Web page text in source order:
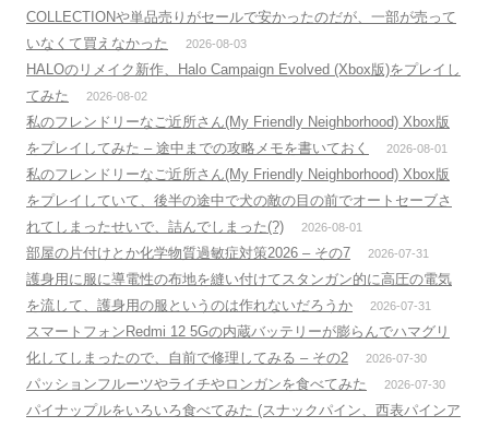
COLLECTIONや単品売りがセールで安かったのだが、一部が売って
いなくて買えなかった
2026-08-03
HALOのリメイク新作、Halo Campaign Evolved (Xbox版)をプレイし
てみた
2026-08-02
私のフレンドリーなご近所さん(My Friendly Neighborhood) Xbox版
をプレイしてみた – 途中までの攻略メモを書いておく
2026-08-01
私のフレンドリーなご近所さん(My Friendly Neighborhood) Xbox版
をプレイしていて、後半の途中で犬の敵の目の前でオートセーブさ
れてしまったせいで、詰んでしまった(?)
2026-08-01
部屋の片付けとか化学物質過敏症対策2026 – その7 2026-07-31
護身用に服に導電性の布地を縫い付けてスタンガン的に高圧の電気
を流して、護身用の服というのは作れないだろうか
2026-07-31
スマートフォンRedmi 12 5Gの内蔵バッテリーが膨らんでハマグリ
化してしまったので、自前で修理してみる – その2
2026-07-30
パッションフルーツやライチやロンガンを食べてみた 2026-07-30
パイナップルをいろいろ食べてみた (スナックパイン、西表パインア